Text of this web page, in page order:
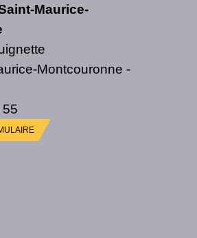
Maurice-
Montcouronne -